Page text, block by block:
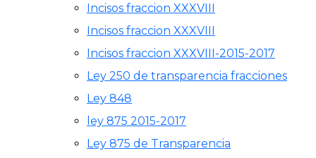
Incisos fraccion XXXVIII
Incisos fraccion XXXVIII
Incisos fraccion XXXVIII-2015-2017
Ley 250 de transparencia fracciones
Ley 848
ley 875 2015-2017
Ley 875 de Transparencia